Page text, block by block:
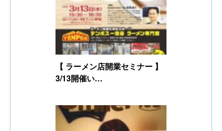
【 ラーメン店開業セミナー 】
3/13開催い…